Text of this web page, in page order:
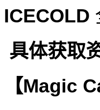
ICECOLD
具体获取
【Magic